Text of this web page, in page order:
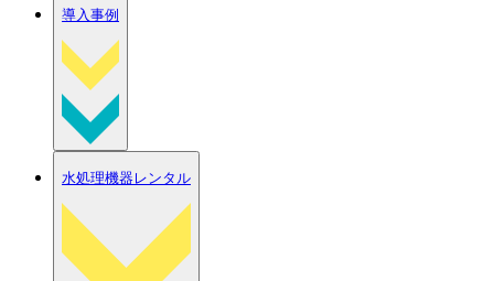
導入事例
水処理機器レンタル